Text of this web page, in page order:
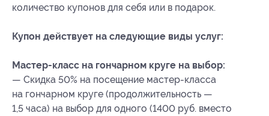
количество купонов для себя или в подарок.
Купон действует на следующие виды услуг:
Мастер-класс на гончарном круге на выбор:
— Скидка 50% на посещение мастер-класса
на гончарном круге (продолжительность —
1,5 часа) на выбор для одного (1400 руб. вместо